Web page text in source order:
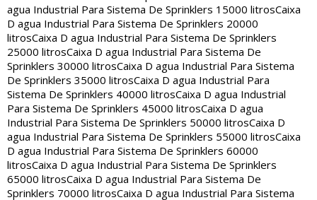
agua Industrial Para Sistema De Sprinklers 15000 litrosCaixa
D agua Industrial Para Sistema De Sprinklers 20000
litrosCaixa D agua Industrial Para Sistema De Sprinklers
25000 litrosCaixa D agua Industrial Para Sistema De
Sprinklers 30000 litrosCaixa D agua Industrial Para Sistema
De Sprinklers 35000 litrosCaixa D agua Industrial Para
Sistema De Sprinklers 40000 litrosCaixa D agua Industrial
Para Sistema De Sprinklers 45000 litrosCaixa D agua
Industrial Para Sistema De Sprinklers 50000 litrosCaixa D
agua Industrial Para Sistema De Sprinklers 55000 litrosCaixa
D agua Industrial Para Sistema De Sprinklers 60000
litrosCaixa D agua Industrial Para Sistema De Sprinklers
65000 litrosCaixa D agua Industrial Para Sistema De
Sprinklers 70000 litrosCaixa D agua Industrial Para Sistema